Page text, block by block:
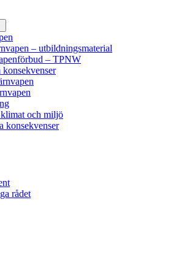
– utbildningsmaterial
– TPNW
och miljö
konsekvenser
rådet